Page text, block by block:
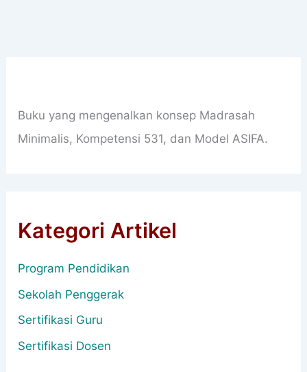
Buku yang mengenalkan konsep Madrasah
Minimalis, Kompetensi 531, dan Model ASIFA.
Kategori Artikel
Program Pendidikan
Sekolah Penggerak
Sertifikasi Guru
Sertifikasi Dosen